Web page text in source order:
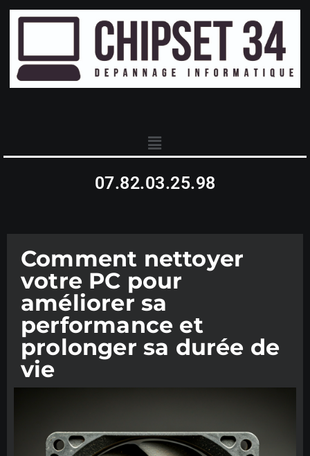
07.82.03.25.98
Comment nettoyer
votre PC pour
améliorer sa
performance et
prolonger sa durée de
vie